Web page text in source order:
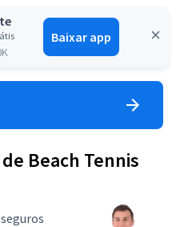
Baixar app
Entrar
Beach Tennis